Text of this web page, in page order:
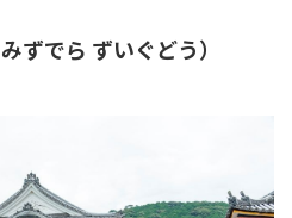
ずでら ずいぐどう）